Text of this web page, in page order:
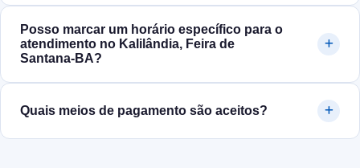
Posso marcar um horário específico para o
atendimento no Kalilândia, Feira de
Santana‑BA?
Quais meios de pagamento são aceitos?